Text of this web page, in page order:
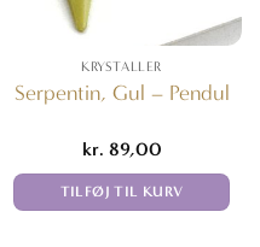
KRYSTALLER
Serpentin, Gul – Pendul
kr. 89,00
TILFØJ TIL KURV